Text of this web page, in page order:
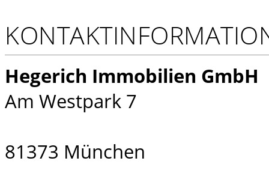
Hegerich Immobilien GmbH
Am Westpark 7
81373 München